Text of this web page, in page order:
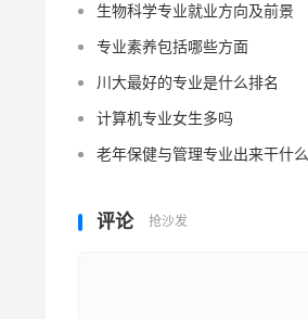
生物科学专业就业方向及前景
专业素养包括哪些方面
川大最好的专业是什么排名
计算机专业女生多吗
老年保健与管理专业出来干什么
评论 抢沙发